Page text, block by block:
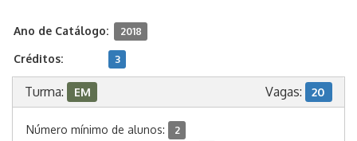
Ano de Catálogo: 2018
Créditos: 3
Turma: EM Vagas: 20
Número mínimo de alunos: 2